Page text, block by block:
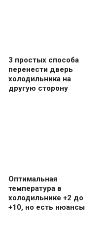
3 простых способа
перенести дверь
холодильника на
другую сторону
Оптимальная
температура в
холодильнике +2 до
+10, но есть нюансы